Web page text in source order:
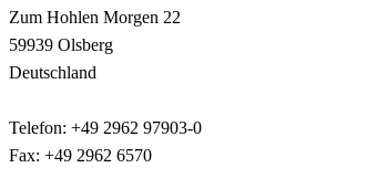
Zum Hohlen Morgen 22
59939 Olsberg
Deutschland
Telefon: +49 2962 97903-0
Fax: +49 2962 6570